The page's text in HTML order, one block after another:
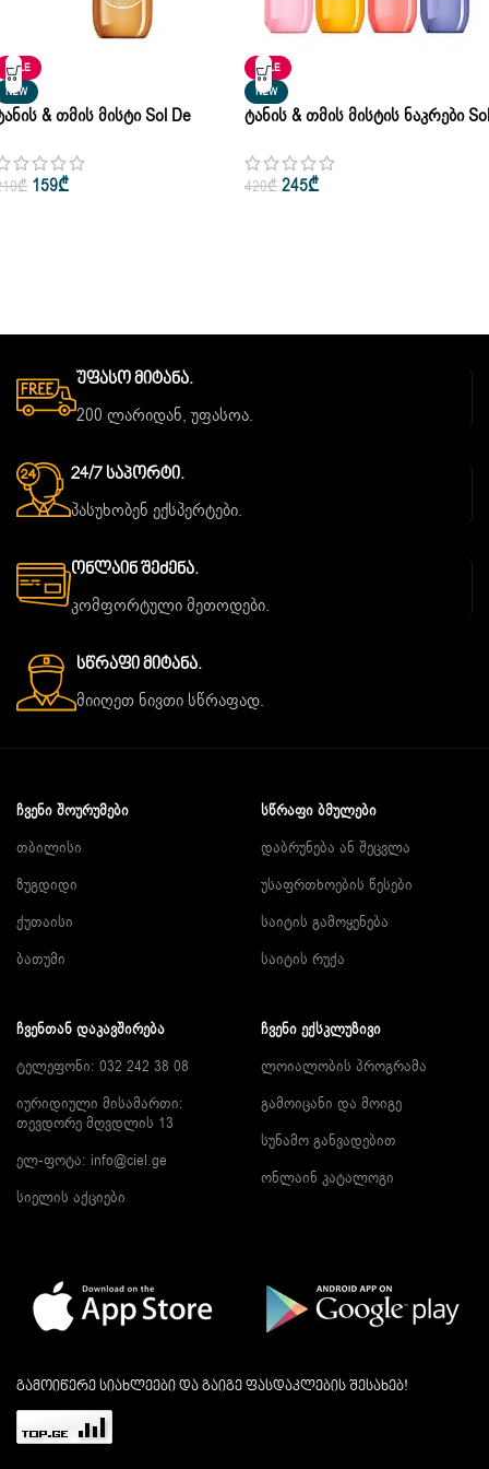
SALE
NEW
& Თმის Მისტი Sol De
Mist 90ml
₾ 159₾
SALE
NEW
Ტანის & Თმის Მისტის Ნაკრები Sol
Set 4 X 90ml
420₾ 245₾
Უფასო Მიტანა.
200 ლარიდან, უფასოა.
24/7 Საპორტი.
პასუხობენ ექსპერტები.
Ონლაინ Შეძენა.
კომფორტული მეთოდები.
Სწრაფი Მიტანა.
მიიღეთ ნივთი სწრაფად.
ᲩᲕᲔᲜᲘ ᲨᲝᲣᲠᲣᲛᲔᲑᲘ
თბილისი
ზუგდიდი
ქუთაისი
ბათუმი
ᲡᲬᲠᲐᲤᲘ ᲑᲛᲣᲚᲔᲑᲘ
დაბრუნება ან შეცვლა
უსაფრთხოების წესები
საიტის გამოყენება
საიტის რუქა
ᲩᲕᲔᲜᲗᲐᲜ ᲓᲐᲙᲐᲕᲨᲘᲠᲔᲑᲐ
ტელეფონი: 032 242 38 08
იურიდიული მისამართი:
თევდორე მღვდლის 13
ელ-ფოტა: info@ciel.ge
სიელის აქციები
ᲩᲕᲔᲜᲘ ᲔᲥᲡᲙᲚᲣᲖᲘᲕᲘ
ლოიალობის პროგრამა
გამოიცანი და მოიგე
სუნამო განვადებით
ონლაინ კატალოგი
გამოიწერე სიახლეები და გაიგე ფასდაკლების შესახებ!